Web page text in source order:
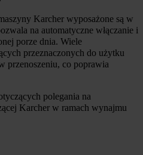
Karcher wyposażone są w
na automatyczne włączanie i
porze dnia. Wiele
przeznaczonych do użytku
przenoszeniu, co poprawia
polegania na
Karcher w ramach wynajmu